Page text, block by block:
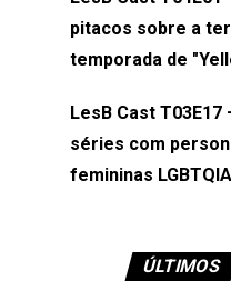
(⁠⁠⁠⁠@brunarfentanes⁠⁠⁠⁠) e
Naiady Machado
pitacos sobre a
temporada de
LesB Cast
séries com
femininas
ÚLTIMOS